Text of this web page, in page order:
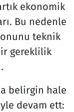
ekonomik
Bu nedenle
teknik
gereklilik
belirgin hale
devam ett: